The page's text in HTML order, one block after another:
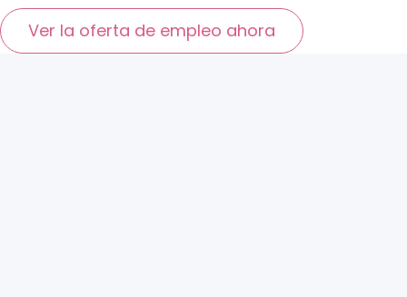
Ver la oferta de empleo ahora